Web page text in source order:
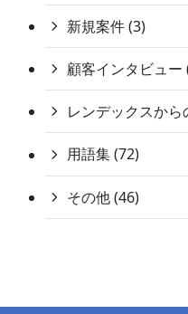
新規案件 (3)
顧客インタビュー
レンデックスか
用語集 (72)
その他 (46)